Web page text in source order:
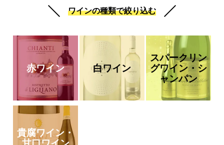
ワインの種類で絞り込む
赤ワイン 白ワイン
スパークリン
グワイン・シ
ャンパン
貴腐ワイン・